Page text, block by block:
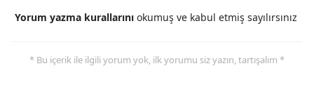
Yorum yazma kurallarını okumuş ve kabul etmiş sayılırsınız
* Bu içerik ile ilgili yorum yok, ilk yorumu siz yazın, tartışalım *